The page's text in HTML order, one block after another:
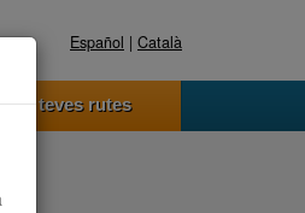
Español | Català
Les teves rutes